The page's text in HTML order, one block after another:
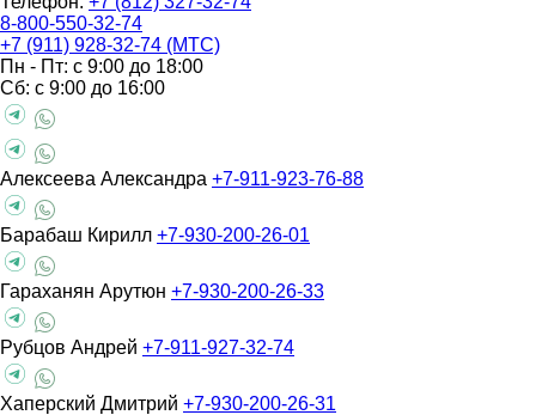
8-800-550-32-74
+7 (911) 928-32-74 (МТС)
Пн - Пт: с 9:00 до 18:00
Сб: с 9:00 до 16:00
Алексеева Александра +7-911-923-76-88
Барабаш Кирилл +7-930-200-26-01
Гараханян Арутюн +7-930-200-26-33
Рубцов Андрей +7-911-927-32-74
Хаперский Дмитрий +7-930-200-26-31